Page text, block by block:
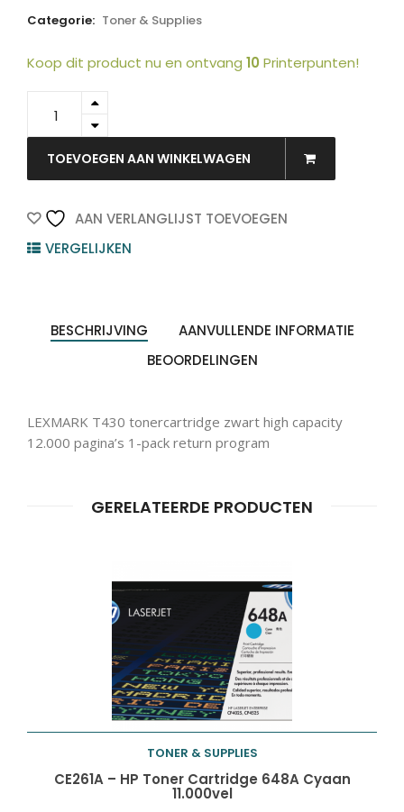
Categorie: Toner & Supplies
Koop dit product nu en ontvang 10 Printerpunten!
LEXMARK
Toner
Cartridge
12.000vel
quantity
TOEVOEGEN AAN WINKELWAGEN
AAN VERLANGLIJST TOEVOEGEN
VERGELIJKEN
BESCHRIJVING
AANVULLENDE INFORMATIE
BEOORDELINGEN
LEXMARK T430 tonercartridge zwart high capacity
12.000 pagina’s 1-pack return program
GERELATEERDE PRODUCTEN
Toevoegen aan
TONER & SUPPLIES
CE261A – HP Toner Cartridge 648A Cyaan
11.000vel
Producten
zoeken ZOEKEN